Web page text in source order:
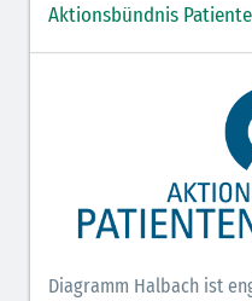
Aktionsbündnis
Diagramm Halbach ist